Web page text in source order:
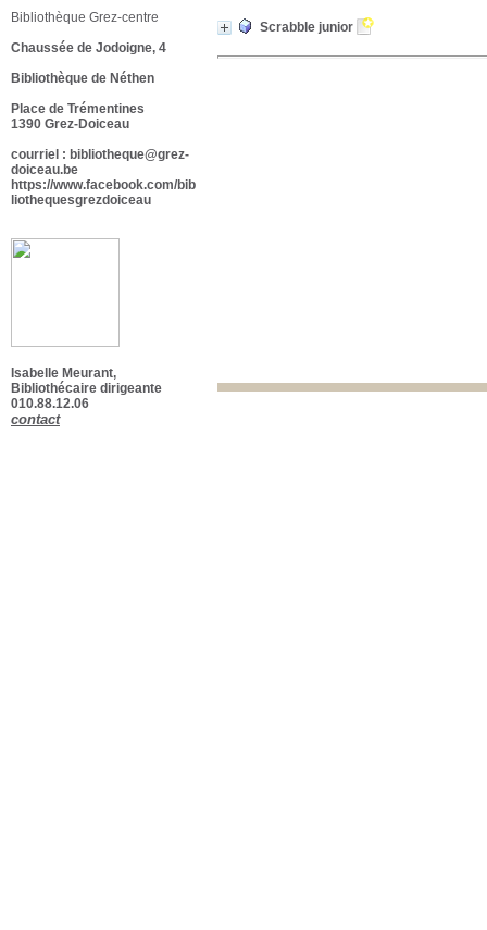
Scrabble junior
Bibliothèque Grez-centre
Chaussée de Jodoigne, 4
Bibliothèque de Néthen
Place de Trémentines
1390 Grez-Doiceau
courriel : bibliotheque@grez-
doiceau.be
https://www.facebook.com/bib
liothequesgrezdoiceau
Isabelle Meurant,
Bibliothécaire dirigeante
010.88.12.06
contact